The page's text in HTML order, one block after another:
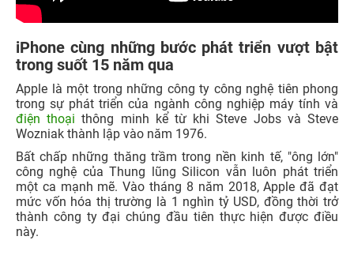
iPhone cùng những bước phát triển vượt bật
trong suốt 15 năm qua
Apple là một trong những công ty công nghệ tiên phong
trong sự phát triển của ngành công nghiệp máy tính và
điện thoại thông minh kể từ khi Steve Jobs và Steve
Wozniak thành lập vào năm 1976.
Bất chấp những thăng trầm trong nền kinh tế, "ông lớn"
công nghệ của Thung lũng Silicon vẫn luôn phát triển
một ca mạnh mẽ. Vào tháng 8 năm 2018, Apple đã đạt
mức vốn hóa thị trường là 1 nghìn tỷ USD, đồng thời trở
thành công ty đại chúng đầu tiên thực hiện được điều
này.